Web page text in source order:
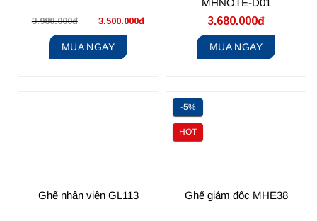
3.980.000đ 3.500.000đ
MUA NGAY
3.680.000đ
MUA NGAY
Ghế nhân viên GL113
-5%
HOT
Ghế giám đốc MHE38